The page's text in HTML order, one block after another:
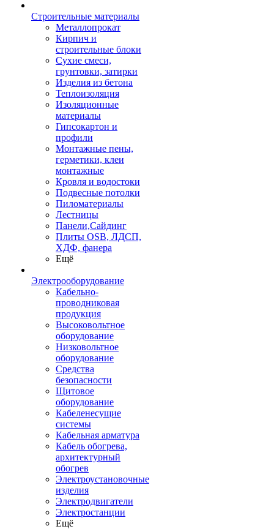
Строительные материалы
Металлопрокат
Кирпич и
строительные блоки
Сухие смеси,
грунтовки, затирки
Изделия из бетона
Теплоизоляция
Изоляционные
материалы
Гипсокартон и
профили
Монтажные пены,
герметики, клеи
монтажные
Кровля и водостоки
Подвесные потолки
Пиломатериалы
Лестницы
Панели,Сайдинг
Плиты OSB, ЛДСП,
ХДФ, фанера
Ещё
Электрооборудование
Кабельно-
проводниковая
продукция
Высоковольтное
оборудование
Низковольтное
оборудование
Средства
безопасности
Щитовое
оборудование
Кабеленесущие
системы
Кабельная арматура
Кабель обогрева,
архитектурный
обогрев
Электроустановочные
изделия
Электродвигатели
Электростанции
Ещё